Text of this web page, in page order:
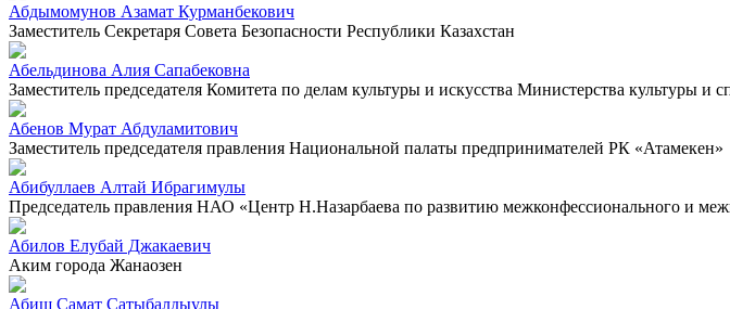
Абдымомунов Азамат Курманбекович
Заместитель Секретаря Совета Безопасности Республики Казахстан
Абельдинова Алия Сапабековна
Заместитель председателя Комитета по делам культуры и искусства Министерства культуры и
Абенов Мурат Абдуламитович
Заместитель председателя правления Национальной палаты предпринимателей РК «Атамекен»
Абибуллаев Алтай Ибрагимулы
Председатель правления НАО «Центр Н.Назарбаева по развитию межконфессионального и
Абилов Елубай Джакаевич
Аким города Жанаозен
Абиш Самат Сатыбалдыулы